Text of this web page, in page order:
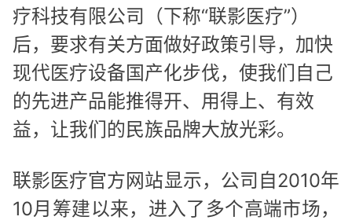
疗科技有限公司（下称“联影医疗”）
后，要求有关方面做好政策引导，加快
现代医疗设备国产化步伐，使我们自己
的先进产品能推得开、用得上、有效
益，让我们的民族品牌大放光彩。
联影医疗官方网站显示，公司自2010年
10月筹建以来，进入了多个高端市场，